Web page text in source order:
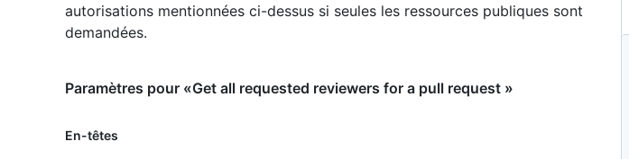
autorisations mentionnées ci-dessus si seules les ressources publiques sont
demandées.
Paramètres pour «Get all requested reviewers for a pull request »
En-têtes